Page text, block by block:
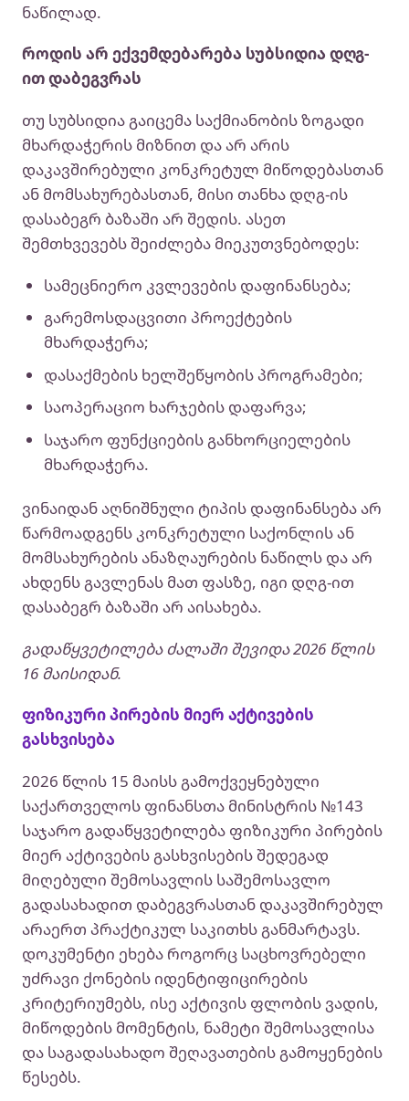
ნაწილად.
როდის არ ექვემდებარება სუბსიდია დღგ-
ით დაბეგვრას
თუ სუბსიდია გაიცემა საქმიანობის ზოგადი
მხარდაჭერის მიზნით და არ არის
დაკავშირებული კონკრეტულ მიწოდებასთან
ან მომსახურებასთან, მისი თანხა დღგ-ის
დასაბეგრ ბაზაში არ შედის. ასეთ
შემთხვევებს შეიძლება მიეკუთვნებოდეს:
სამეცნიერო კვლევების დაფინანსება;
გარემოსდაცვითი პროექტების
მხარდაჭერა;
დასაქმების ხელშეწყობის პროგრამები;
საოპერაციო ხარჯების დაფარვა;
საჯარო ფუნქციების განხორციელების
მხარდაჭერა.
ვინაიდან აღნიშნული ტიპის დაფინანსება არ
წარმოადგენს კონკრეტული საქონლის ან
მომსახურების ანაზღაურების ნაწილს და არ
ახდენს გავლენას მათ ფასზე, იგი დღგ-ით
დასაბეგრ ბაზაში არ აისახება.
გადაწყვეტილება ძალაში შევიდა 2026 წლის
16 მაისიდან.
ფიზიკური პირების მიერ აქტივების
გასხვისება
2026 წლის 15 მაისს გამოქვეყნებული
საქართველოს ფინანსთა მინისტრის №143
საჯარო გადაწყვეტილება ფიზიკური პირების
მიერ აქტივების გასხვისების შედეგად
მიღებული შემოსავლის საშემოსავლო
გადასახადით დაბეგვრასთან დაკავშირებულ
არაერთ პრაქტიკულ საკითხს განმარტავს.
დოკუმენტი ეხება როგორც საცხოვრებელი
უძრავი ქონების იდენტიფიცირების
კრიტერიუმებს, ისე აქტივის ფლობის ვადის,
მიწოდების მომენტის, ნამეტი შემოსავლისა
და საგადასახადო შეღავათების გამოყენების
წესებს.